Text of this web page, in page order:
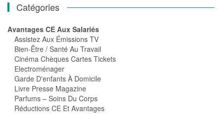
Catégories
Avantages CE Aux Salariés
Assistez Aux Émissions TV
Bien-Être / Santé Au Travail
Cinéma Chèques Cartes Tickets
Electroménager
Garde D'enfants À Domicile
Livre Presse Magazine
Parfums – Soins Du Corps
Réductions CE Et Avantages